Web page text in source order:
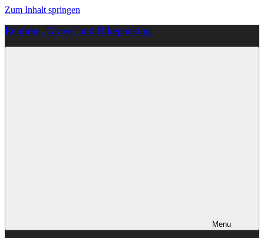
Zum Inhalt springen
Rennrad, Gravel und Bikepacking
Menu